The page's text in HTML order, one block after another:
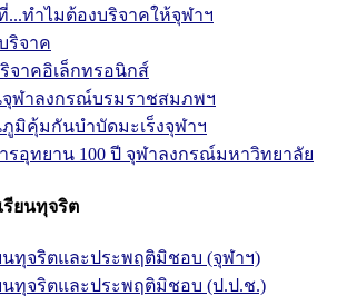
...ทำไมต้องบริจาคให้จุฬาฯ
ริจาค
จาคอิเล็กทรอนิกส์
ฬาลงกรณ์บรมราชสมภพฯ
มิคุ้มกันบำบัดมะเร็งจุฬาฯ
รอุทยาน 100 ปี จุฬาลงกรณ์มหาวิทยาลัย
รียนทุจริต
นทุจริตและประพฤติมิชอบ (จุฬาฯ)
นทุจริตและประพฤติมิชอบ (ป.ป.ช.)